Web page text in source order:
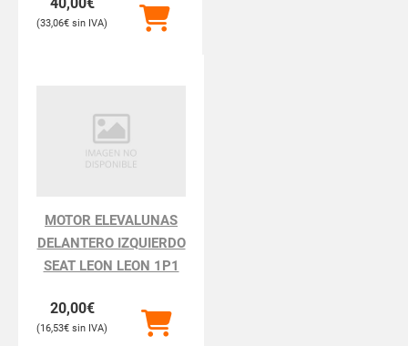
33,06€
MOTOR ELEVALUNAS
DELANTERO IZQUIERDO
SEAT LEON LEON 1P1
20,00€
16,53€